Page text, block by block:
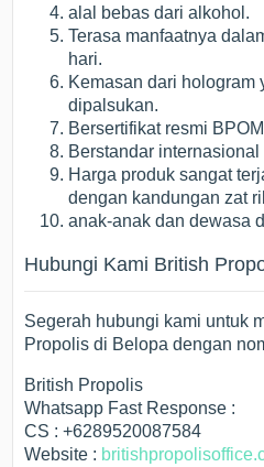
alal bebas dari alkohol.
Terasa manfaatnya
hari.
Kemasan dari hologram
dipalsukan.
Bersertifikat resmi
Berstandar
Harga produk sangat
dengan kandungan zat
anak-anak dan dewasa
Hubungi Kami British
Segerah hubungi kami untuk
Propolis di Belopa dengan
British Propolis
Whatsapp Fast Response :
CS : +6289520087584
Website :